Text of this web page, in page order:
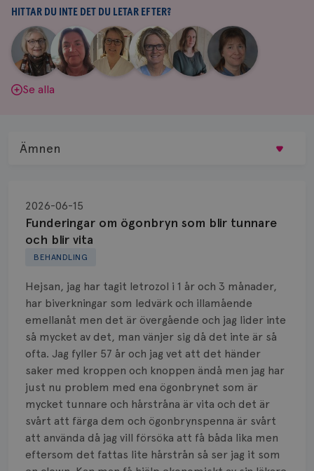
svar
HITTAR DU INTE DET DU LETAR EFTER?
Aina
Johnsson
|
Anne
Andersson
Fredrika
Killander
|
Jeanette
Bäcklund
|
Maria
Edegran
|
Yvette
Andersson
Se alla
BEHANDLING
Funderingar om ögonbryn som blir tunnare
och blir vita
2026-06-15
Hejsan, jag har tagit letrozol i 1 år och 3 månader,
har biverkningar som ledvärk och illamående
emellanåt men det är övergående och jag lider inte
så mycket av det, man vänjer sig då det inte är så
ofta. Jag fyller 57 år och jag vet att det händer
saker med kroppen och knoppen ändå men jag har
just nu problem med ena ögonbrynet som är
mycket tunnare och hårstråna är vita och det är
svårt att färga dem och ögonbrynspenna är svårt
att använda då jag vill försöka att få båda lika men
eftersom det fattas lite hårstrån så ser jag it som
Ämnen
Biopsi
Biverkningar
Knöl
Läkemedel
Typ av bröstcancer
Smärta
Prognos
Risker